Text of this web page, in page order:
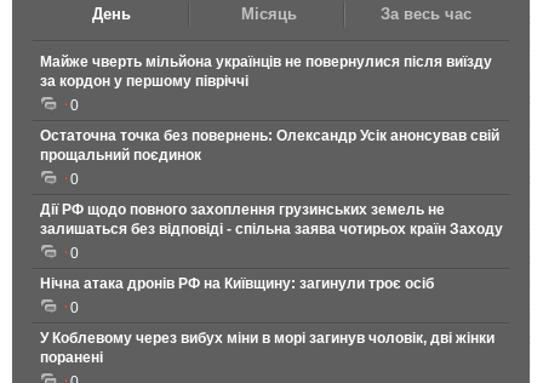
День Місяць За весь час
Майже чверть мільйона українців не повернулися після виїзду
за кордон у першому півріччі
0
Остаточна точка без повернень: Олександр Усік анонсував свій
прощальний поєдинок
0
Дії РФ щодо повного захоплення грузинських земель не
залишаться без відповіді - спільна заява чотирьох країн Заходу
0
Нічна атака дронів РФ на Київщину: загинули троє осіб
0
У Коблевому через вибух міни в морі загинув чоловік, дві жінки
поранені